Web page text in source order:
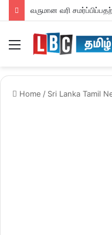
வருமான வரி
Home / Sri Lanka Tamil